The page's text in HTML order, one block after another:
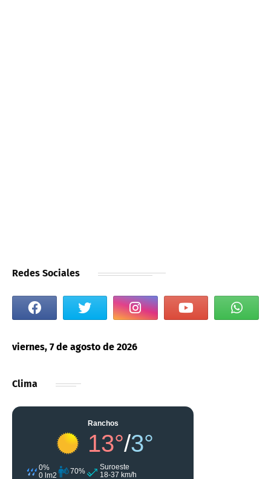
Redes Sociales
viernes, 7 de agosto de 2026
Clima